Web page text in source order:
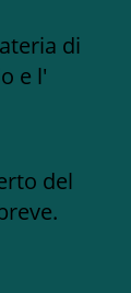
di
e l'
del